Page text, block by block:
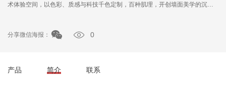
术体验空间，以色彩、质感与科技千色定制，百种肌理，开创墙面美学的沉浸
分享微信海报： 0
产品 简介 联系